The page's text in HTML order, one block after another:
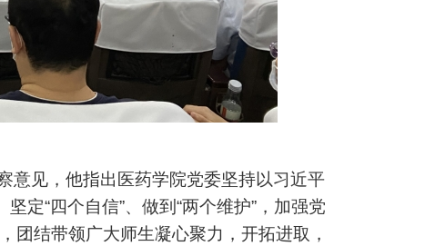
见，他指出医药学院党委坚持以习近平
定“四个自信”、做到“两个维护”，加强党
团结带领广大师生凝心聚力，开拓进取，